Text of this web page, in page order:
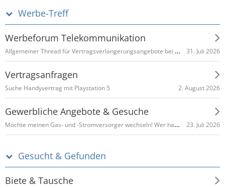
Werbe-Treff
Werbeforum Telekommunikation
Allgemeiner Thread für Vertragsverlängerungsangebote bei Telefónica o2 31. Juli 2026
Vertragsanfragen
Suche Handyvertrag mit Playstation 5 2. August 2026
Gewerbliche Angebote & Gesuche
Möchte meinen Gas- und -Stromversorger wechseln! Wer hat gute Angebote und Provision 23. Juli 2026
Gesucht & Gefunden
Biete & Tausche